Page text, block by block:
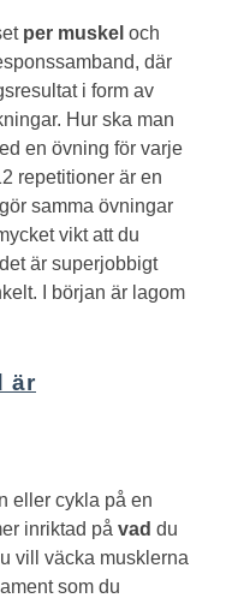
per muskel och
där
i form av
Hur ska man
en övning för varje
repetitioner är en
samma övningar
vikt att du
är superjobbigt
I början är lagom
är
eller cykla på en
inriktad på vad du
vill väcka musklerna
som du